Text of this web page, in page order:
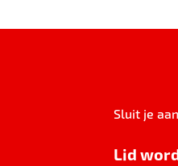
Sluit je aan
Lid